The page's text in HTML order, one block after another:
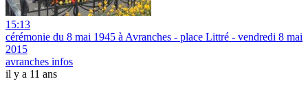
15:13
cérémonie du 8 mai 1945 à Avranches - place Littré - vendredi 8 mai
2015
avranches infos
il y a 11 ans